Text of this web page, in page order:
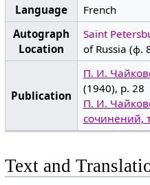
Language
French
Autograph
Location
Saint
of Russia (ф.
Publication
П. И.
(1940), p. 28
П. И.
сочинений,
Text and